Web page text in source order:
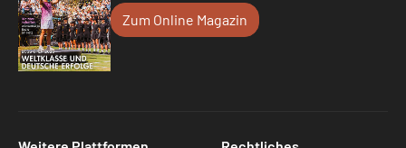
Zum Online Magazin